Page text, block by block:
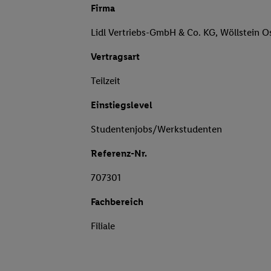
Firma
Lidl Vertriebs-GmbH & Co. KG, Wöllstein
Vertragsart
Teilzeit
Einstiegslevel
Studentenjobs/Werkstudenten
Referenz-Nr.
707301
Fachbereich
Filiale